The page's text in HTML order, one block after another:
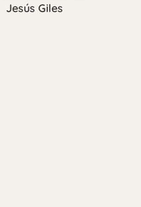
Jesús Giles